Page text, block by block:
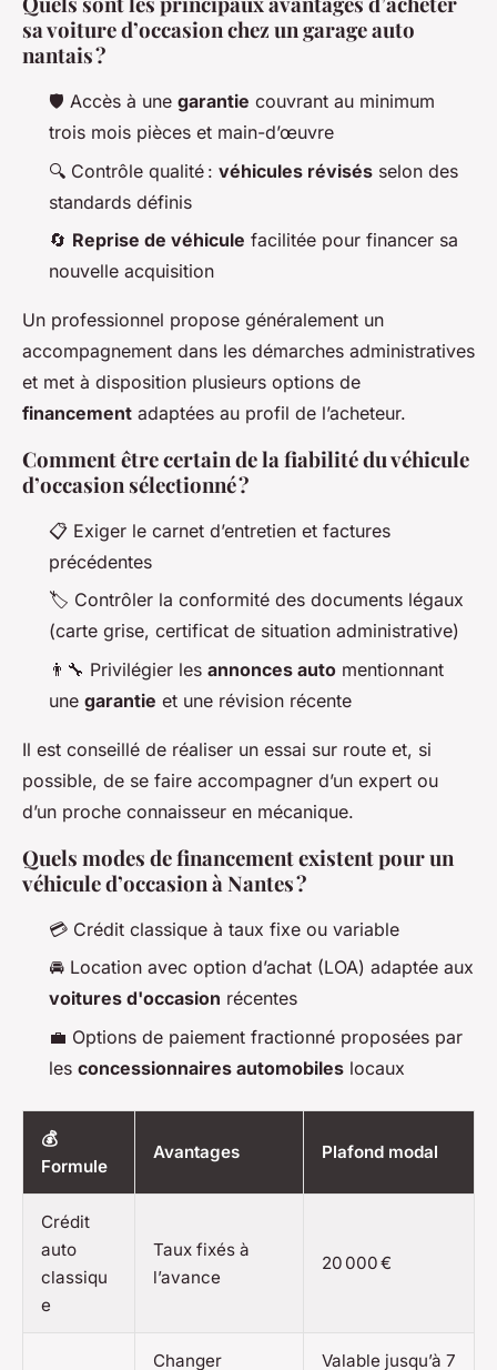
sa voiture d’occasion chez un garage auto
nantais ?
🛡️ Accès à une garantie couvrant au minimum
trois mois pièces et main-d’œuvre
🔍 Contrôle qualité : véhicules révisés selon des
standards définis
🔄 Reprise de véhicule facilitée pour financer sa
nouvelle acquisition
Un professionnel propose généralement un
accompagnement dans les démarches administratives
et met à disposition plusieurs options de
financement adaptées au profil de l’acheteur.
Comment être certain de la fiabilité du véhicule
d’occasion sélectionné ?
📋 Exiger le carnet d’entretien et factures
précédentes
🏷️ Contrôler la conformité des documents légaux
(carte grise, certificat de situation administrative)
👨‍🔧 Privilégier les annonces auto mentionnant
une garantie et une révision récente
Il est conseillé de réaliser un essai sur route et, si
possible, de se faire accompagner d’un expert ou
d’un proche connaisseur en mécanique.
Quels modes de financement existent pour un
véhicule d’occasion à Nantes ?
💳 Crédit classique à taux fixe ou variable
🚘 Location avec option d’achat (LOA) adaptée aux
voitures d'occasion récentes
💼 Options de paiement fractionné proposées par
les concessionnaires automobiles locaux
💰
Formule
Avantages Plafond modal
Crédit
auto
classiqu
e
Taux fixés à
l’avance
20 000 €
Changer
Valable jusqu’à 7